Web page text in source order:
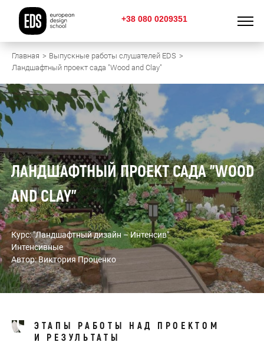
+38 080 0209351
Главная
Выпускные работы слушателей EDS
Ландшафтный проект сада "Wood and Clay"
ЛАНДШАФТНЫЙ ПРОЕКТ САДА "WOOD
AND CLAY"
Курс: "Ландшафтный дизайн – Интенсив"
Интенсивные
Автор: Виктория Проценко
ЭТАПЫ РАБОТЫ НАД ПРОЕКТОМ
И РЕЗУЛЬТАТЫ